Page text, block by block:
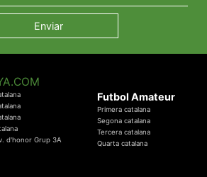
d'honor Grup 3A
Futbol Amateur
Primera catalana
Segona catalana
Tercera catalana
Quarta catalana